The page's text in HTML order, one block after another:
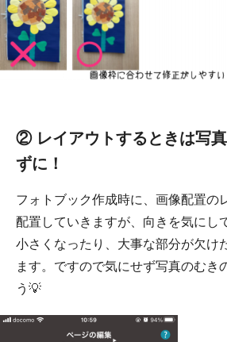
② レイアウトするときは写
ずに！
フォトブック作成時に、画像配置の
配置していきますが、向きを気にし
小さくなったり、大事な部分が欠け
ます。ですので気にせず写真のむき
う💡